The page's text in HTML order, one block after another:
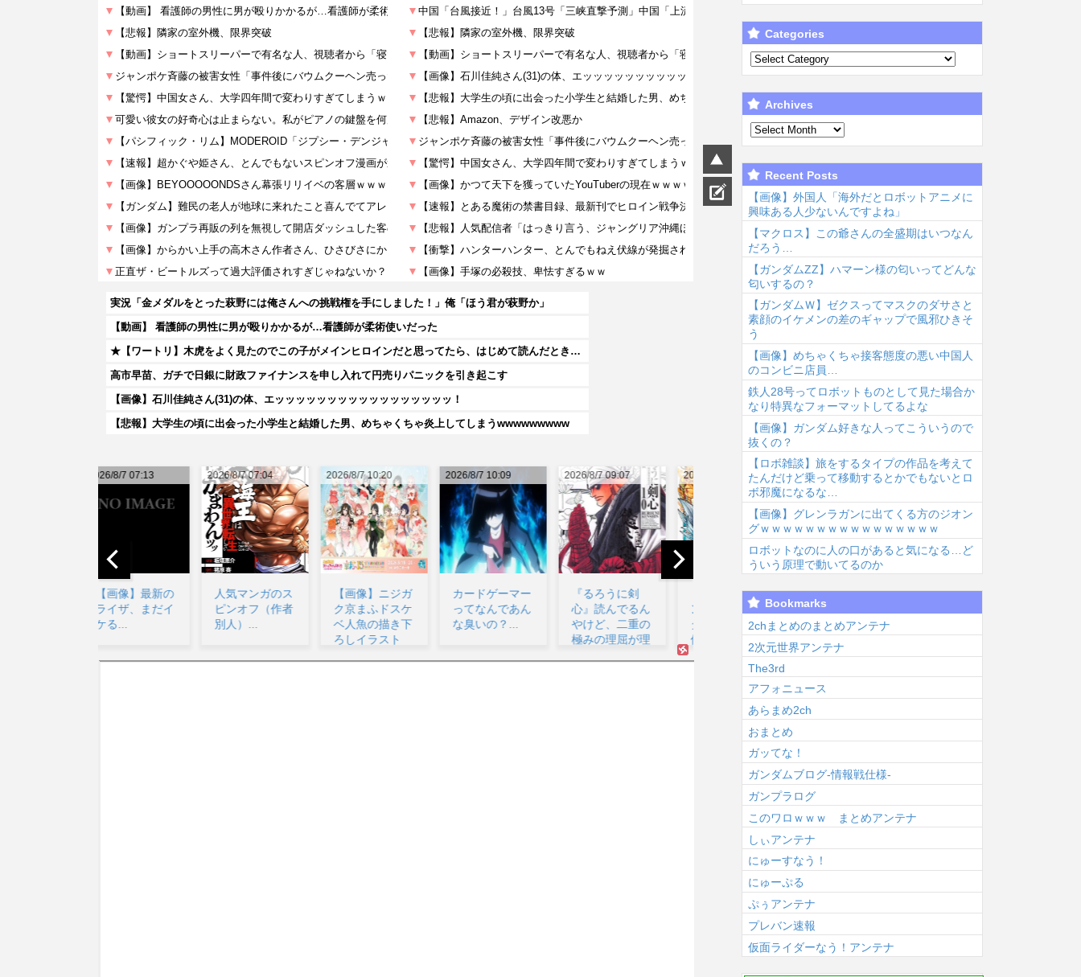
実況「金メダルをとった萩野には俺さんへの挑戦権を手にしました！」俺「ほう君が萩野か」
【動画】 看護師の男性に男が殴りかかるが…看護師が柔術使いだった
★【ワートリ】木虎をよく見たのでこの子がメインヒロインだと思ってたら、はじめて読んだとき違って驚いた
高市早苗、ガチで日銀に財政ファイナンスを申し入れて円売りパニックを引き起こす
【画像】石川佳純さん(31)の体、エッッッッッッッッッッッッッッッッッ！
【悲報】大学生の頃に出会った小学生と結婚した男、めちゃくちゃ炎上してしまうwwwwwwwww
2026/8/7 10:20
【画像】ニジガ
ク京まふドスケ
ベ人魚の描き下
2026/8/7 10:09
カードゲーマー
ってなんであん
な臭いの？...
2026/8/7 09:07
『るろうに剣
心』読んでるん
やけど、二重の
2026/8/7 08:53
【悲報】ドラゴ
ンボールベジー
タ「誰だこんな
使えないゴミを
2026/8/7 08:49
福田雄一「新ケ
ロロに福田組が
出ます！」→爆
死 ちいかわの
監督...
2026/8/7 08:25
太鼓の達人、ゲ
ォント変更へ
値上げの影響
か...
2026/8/7 07:25
【ヤニねこ】こ
2026/8/7 07:04
人気マンガのス
ピンオフ（作者
Categories
Archives
Recent Posts
【画像】外国人「海外だとロボットアニメに
興味ある人少ないんですよね」
【マクロス】この爺さんの全盛期はいつなん
だろう…
【ガンダムΖΖ】ハマーン様の匂いってどんな
匂いするの？
【ガンダムＷ】ゼクスってマスクのダサさと
素顔のイケメンの差のギャップで風邪ひきそ
う
【画像】めちゃくちゃ接客態度の悪い中国人
のコンビニ店員…
鉄人28号ってロボットものとして見た場合か
なり特異なフォーマットしてるよな
【画像】ガンダム好きな人ってこういうので
抜くの？
【ロボ雑談】旅をするタイプの作品を考えて
たんだけど乗って移動するとかでもないとロ
ボ邪魔になるな…
【画像】グレンラガンに出てくる方のジオン
グｗｗｗｗｗｗｗｗｗｗｗｗｗｗｗｗ
ロボットなのに人の口があると気になる…ど
ういう原理で動いてるのか
Bookmarks
2chまとめのまとめアンテナ
2次元世界アンテナ
The3rd
アフォニュース
あらまめ2ch
おまとめ
ガッてな！
ガンダムブログ-情報戦仕様-
ガンプラログ
このワロｗｗｗ まとめアンテナ
しぃアンテナ
にゅーすなう！
にゅーぷる
ぷぅアンテナ
プレバン速報
仮面ライダーなう！アンテナ